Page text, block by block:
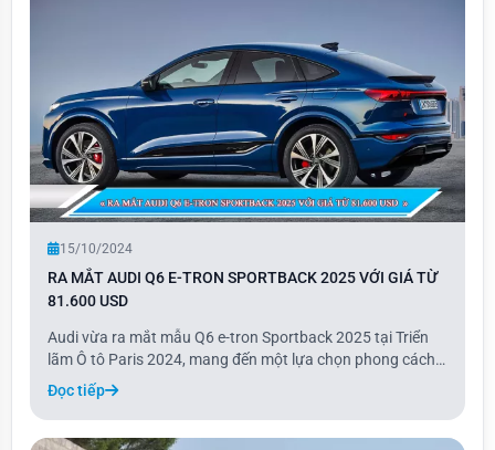
15/10/2024
RA MẮT AUDI Q6 E-TRON SPORTBACK 2025 VỚI GIÁ TỪ
81.600 USD
Audi vừa ra mắt mẫu Q6 e-tron Sportback 2025 tại Triển
lãm Ô tô Paris 2024, mang đến một lựa chọn phong cách
coupe cho dòng crossover chạy điện. Với thiết kế thể thao
và năng động, phiên bản Sportback có phần mui dốc về
sau và thấp hơn 37 mm so với bản Q6
Đọc tiếp